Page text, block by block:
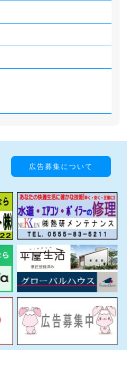
広告募集について